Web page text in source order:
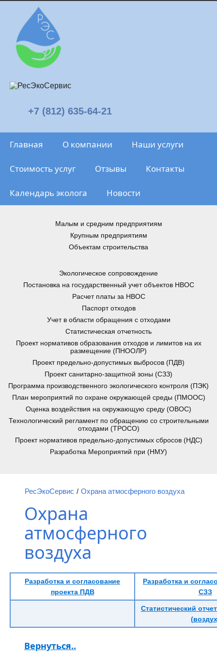
+7 (812) 635-64-21
Главная О компании Наши услуги
Стоимость услуг Отзывы Контакты
Календарь эколога Новости
Малым и средним предприятиям
Крупным предприятиям
Объектам строительства
Экологическое сопровождение
Постановка на государственный учет объектов НВОС
Расчет платы за НВОС
Паспорт отходов
Учет в области обращения с отходами
Статистическая отчетность
Проект нормативов образования отходов и лимитов на их
размещение (ПНООЛР)
Проект предельно-допустимых выбросов (ПДВ)
Проект санитарно-защитной зоны (СЗЗ)
Программа производственного экологического контроля (ПЭК)
План мероприятий по охране окружающей среды (ПМООС)
Оценка воздействия на окружающую среду (ОВОС)
Технологический регламент по обращению со строительными
отходами (ТРОСО)
Проект нормативов предельно-допустимых сбросов (НДС)
Разработка Мероприятий при (НМУ)
РесЭкоСервис / Охрана атмосферного воздуха
Охрана
атмосферного
воздуха
Разработка и согласование
проекта ПДВ
Разработка и
СЗЗ
Статистический
Вернуться..